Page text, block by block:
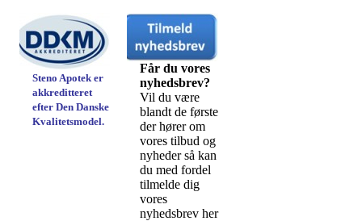
Steno Apotek er
akkreditteret
efter Den Danske
Kvalitetsmodel.
Får du vores
nyhedsbrev?
Vil du være
blandt de første
der hører om
vores tilbud og
nyheder så kan
du med fordel
tilmelde dig
vores
nyhedsbrev her